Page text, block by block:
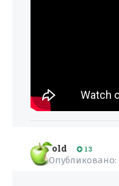
old 13
Опубликовано: